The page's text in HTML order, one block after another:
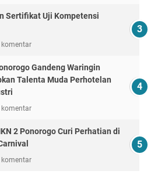
Sertifikat Uji Kompetensi
Gandeng Waringin
Talenta Muda Perhotelan
2 Ponorogo Curi Perhatian di